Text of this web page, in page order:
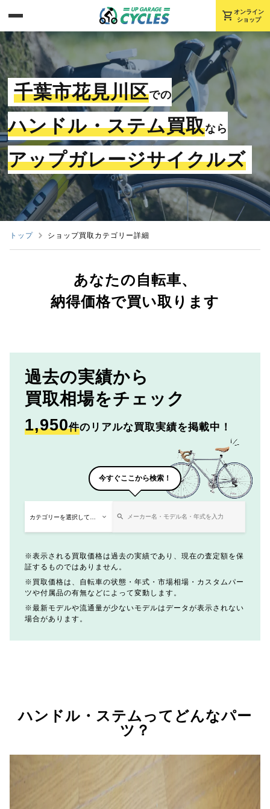
shopping_cart オンライン
ショップ
千葉市花見川区での
ハンドル・ステム買取なら
アップガレージサイクルズ
トップ ショップ買取カテゴリー詳細
あなたの自転車、
納得価格で買い取ります
過去の実績から
買取相場をチェック
1,950件のリアルな買取実績を掲載中！
今すぐここから検索！
表示される買取価格は過去の実績であり、現在の査定額を保
証するものではありません。
買取価格は、自転車の状態・年式・市場相場・カスタムパー
ツや付属品の有無などによって変動します。
最新モデルや流通量が少ないモデルはデータが表示されない
場合があります。
ハンドル・ステムってどんなパー
ツ？